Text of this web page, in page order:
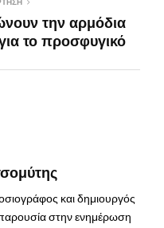
την αρμόδια
το προσφυγικό
και δημιουργός
στην ενημέρωση